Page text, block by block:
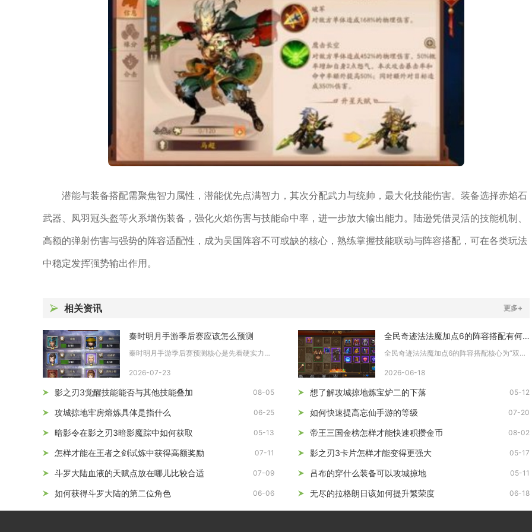
潜能与装备搭配需聚焦智力属性，潜能优先点满智力，其次分配武力与统帅，最大化技能伤害。装备选择赤焰石
武器、凤羽冠头盔等火系增伤装备，强化火焰伤害与技能命中率，进一步放大输出能力。陆逊凭借灵活的技能机制、
高额的弹射伤害与强势的阵容适配性，成为吴国阵容不可或缺的核心，熟练掌握技能联动与阵容搭配，可在各类玩法
中稳定发挥强势输出作用。
相关资讯 更多+
秦时明月手游季后赛应该怎么预测
秦时明月手游季后赛预测核心是先看硬实力、再查阵容克制、最后结...
2026-07-23
全民奇迹法法魔加点6的阵容搭配有何建议
全民奇迹法法魔加点6的阵容搭配核心为“双法一魔”，以智法+控...
2026-06-18
影之刃3觉醒技能能否与其他技能叠加 08-05 想了解攻城掠地炼宝炉二的下落 05-12
攻城掠地牢房熔炼具体是指什么 06-25 如何快速提高忘仙手游的等级 07-20
暗影令在影之刃3暗影魔踪中如何获取 05-13 帝王三国金榜怎样才能快速积攒金币 08-02
怎样才能在王者之剑试炼中获得高额奖励 07-11 影之刃3卡片怎样才能变得更强大 05-17
斗罗大陆血液的天赋点放在哪儿比较合适 07-09 吕布的穿什么装备可以攻城掠地 05-11
如何获得斗罗大陆的第二位角色 06-06 无尽的拉格朗日该如何提升繁荣度 06-18